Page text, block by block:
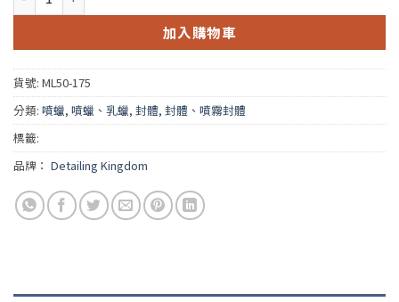
加入購物車
貨號: ML50-175
分類: 噴蠟, 噴蠟、乳蠟, 封體, 封體、噴霧封體
標籤:
品牌： Detailing Kingdom